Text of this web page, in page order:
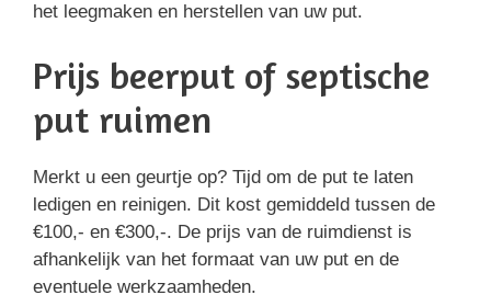
het leegmaken en herstellen van uw put.
Prijs beerput of septische
put ruimen
Merkt u een geurtje op? Tijd om de put te laten
ledigen en reinigen. Dit kost gemiddeld tussen de
€100,- en €300,-. De prijs van de ruimdienst is
afhankelijk van het formaat van uw put en de
eventuele werkzaamheden.